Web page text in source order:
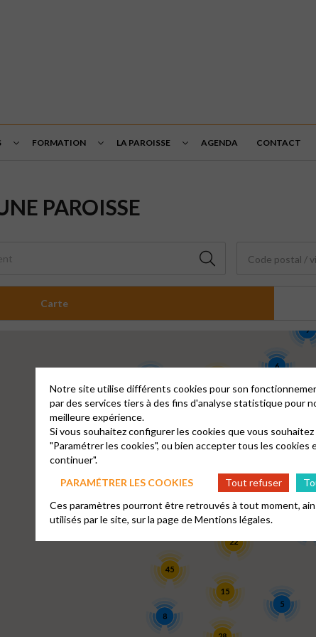
FORMATION LA PAROISSE AGENDA CONTACT
PAROISSE
Code postal /
Carte
45
22
15
8
5
4
6
9
8
4
2
Notre site utilise différents cookies pour son
par des services tiers à des fins d'analyse statistique pour
meilleure expérience.
Si vous souhaitez configurer les cookies que vous
"Paramétrer les cookies", ou bien accepter tous les
continuer".
PARAMÉTRER LES COOKIES
Tout refuser
Ces paramètres pourront être retrouvés à tout moment,
utilisés par le site, sur la page deMentions légales.